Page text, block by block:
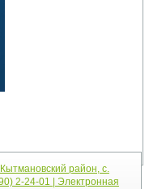
район, с.
2-24-01 | Электронная